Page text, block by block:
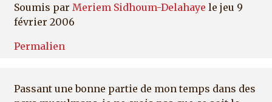
Soumis par Meriem Sidhoum-Delahaye le jeu 9
février 2006
Permalien
Passant une bonne partie de mon temps dans des